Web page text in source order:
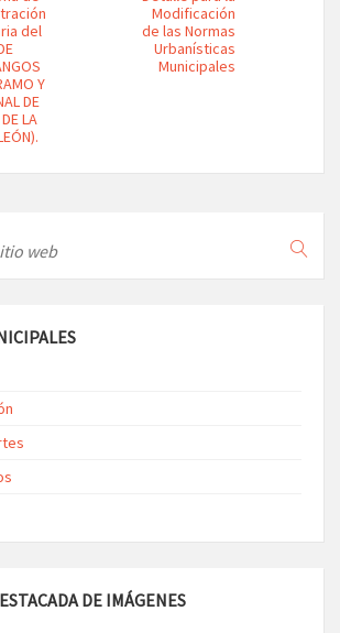
del
Y
DE
LA
Modificación
de las Normas
Urbanísticas
Municipales
DE IMÁGENES